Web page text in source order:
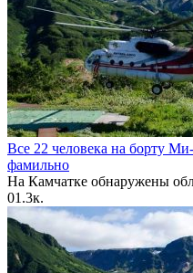
Все 22 человека на борту
фамильно
На Камчатке обнаружены
01.3к.